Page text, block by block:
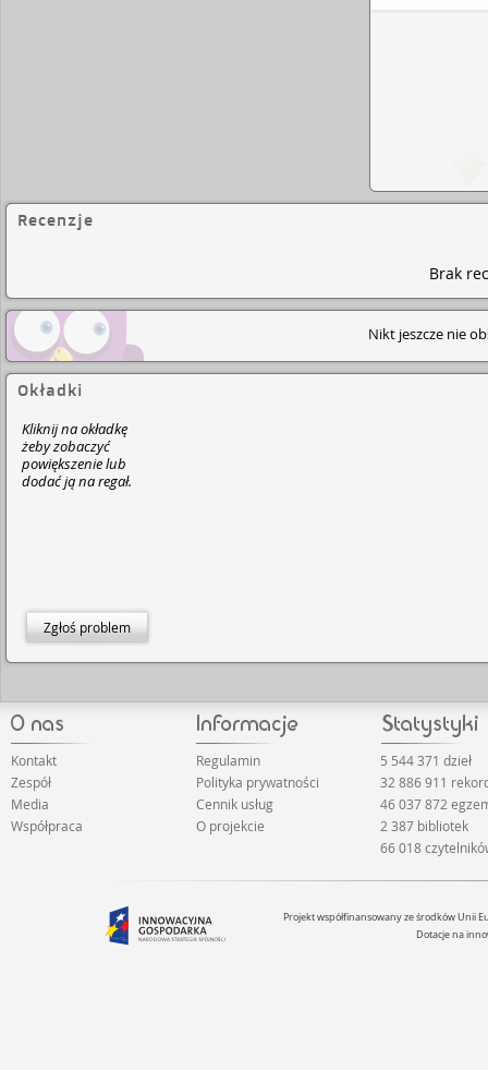
Recenzje
Brak
Nikt jeszcze nie
Okładki
Kliknij na okładkę
żeby zobaczyć
powiększenie lub
dodać ją na regał.
Zgłoś problem
Kontakt
Zespół
Media
Współpraca
Regulamin
Polityka prywatności
Cennik usług
O projekcie
5 544 371 dzieł
32 886 911
46 037 872
2 387 bibliotek
66 018
Projekt współfinansowany ze środków Unii
Dotacje na